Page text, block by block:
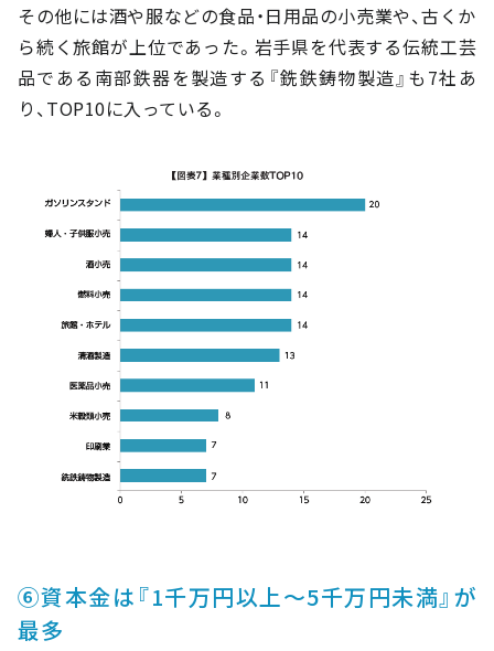
その他には酒や服などの食品・日用品の小売業や、古くか
ら続く旅館が上位であった。岩手県を代表する伝統工芸
品である南部鉄器を製造する『銑鉄鋳物製造』も7社あ
り、TOP10に入っている。
⑥資本金は『1千万円以上～5千万円未満』が
最多